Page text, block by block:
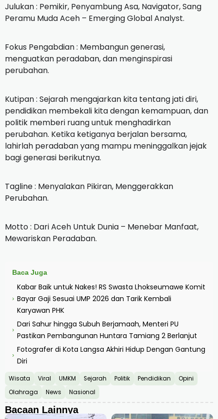
‎Julukan : Pemikir, Penyambung Asa, Navigator, Sang
Peramu Muda Aceh – Emerging Global Analyst.
‎Fokus Pengabdian : Membangun generasi,
menguatkan peradaban, dan menginspirasi
perubahan.
‎Kutipan : Sejarah mengajarkan kita tentang jati diri,
pendidikan membekali kita dengan kemampuan, dan
politik memberi ruang untuk menghadirkan
perubahan. Ketika ketiganya berjalan bersama,
lahirlah peradaban yang mampu meninggalkan jejak
bagi generasi berikutnya.
‎Tagline : Menyalakan Pikiran, Menggerakkan
Perubahan.
‎Motto : Dari Aceh Untuk Dunia – Menebar Manfaat,
Mewariskan Peradaban.
Baca Juga
›
Kabar Baik untuk Nakes! RS Swasta Lhokseumawe Komit
Bayar Gaji Sesuai UMP 2026 dan Tarik Kembali
Karyawan PHK
›
Dari Sahur hingga Subuh Berjamaah, Menteri PU
Pastikan Pembangunan Huntara Tamiang 2 Berlanjut
›
Fotografer di Kota Langsa Akhiri Hidup Dengan Gantung
Diri
Wisata Viral UMKM Sejarah Politik Pendidikan
Opini
Olahraga
News Nasional
Bacaan Lainnya